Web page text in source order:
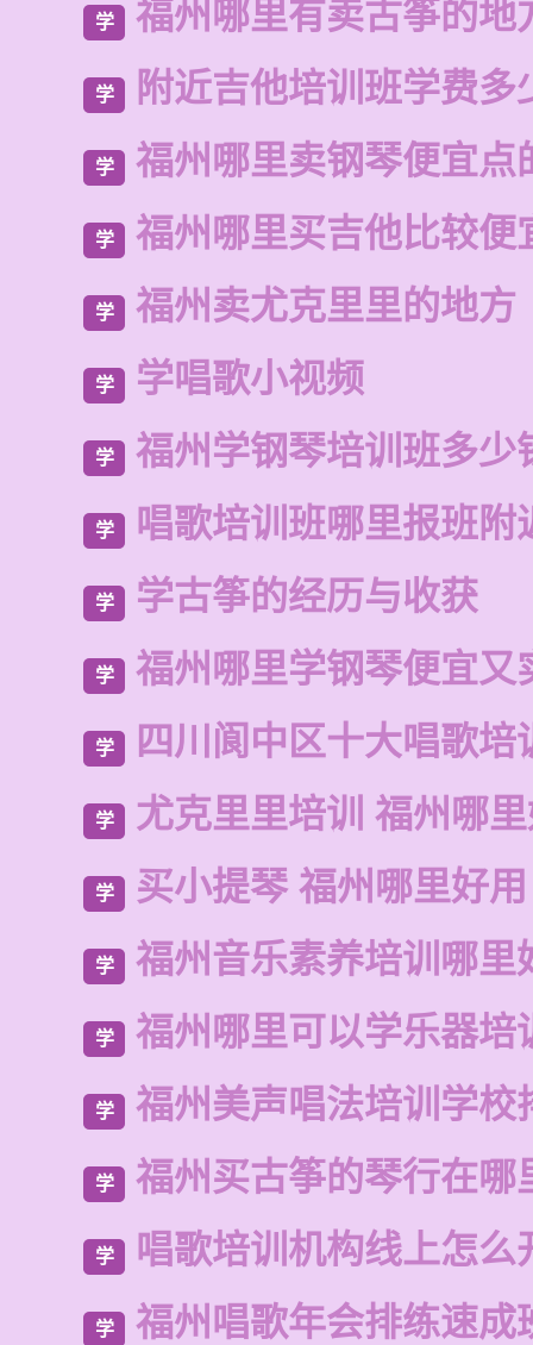
学 福州哪里有卖古筝的地
学 附近吉他培训班学费多
学 福州哪里卖钢琴便宜点
学 福州哪里买吉他比较便
学 福州卖尤克里里的地方
学 学唱歌小视频
学 福州学钢琴培训班多少
学 唱歌培训班哪里报班附
学 学古筝的经历与收获
学 福州哪里学钢琴便宜又
学 四川阆中区十大唱歌培
学 尤克里里培训 福州哪
学 买小提琴 福州哪里好用
学 福州音乐素养培训哪里
学 福州哪里可以学乐器培
学 福州美声唱法培训学校
学 福州买古筝的琴行在哪
学 唱歌培训机构线上怎么
学 福州唱歌年会排练速成